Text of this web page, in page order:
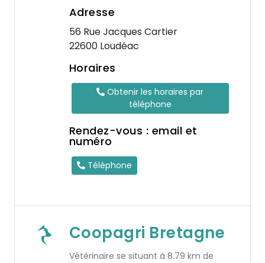
Adresse
56 Rue Jacques Cartier
22600 Loudéac
Horaires
Obtenir les horaires par
téléphone
Rendez-vous : email et
numéro
Téléphone
Coopagri Bretagne
Vétérinaire se situant à 8.79 km de